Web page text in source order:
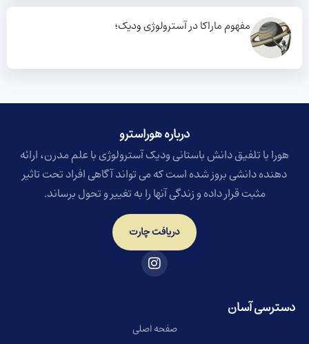
مفهوم ماراکا در آسترولوژی ودیک؛
درباره هوراسترو​
هورا با تلفیق دانش باستانی ودیک آسترولوژی با علم مدرن، ارائه
دهنده دانشی بروز شده است که می تواند آگاهی افراد تحت تاثیر
مثبت قرار داده و زندگی آنها را به تغییر و تحول برساند.
دریافت چارت
دسترسی آسان
صفحه اصلی